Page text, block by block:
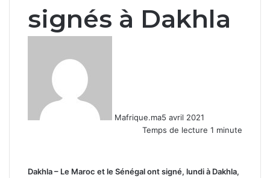
signés à Dakhla
Mafrique.ma5 avril 2021
Temps de lecture 1 minute
Dakhla – Le Maroc et le Sénégal ont signé, lundi à Dakhla,